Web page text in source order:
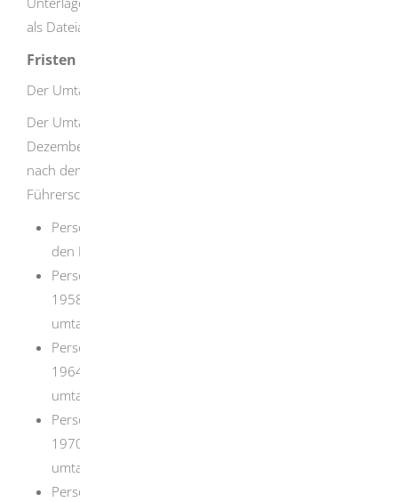
als Dateianhang hochladen.
Fristen
Der Umtausch der alten Führerscheine erfolgt gestaffelt.
Der Umtausch der Führerscheine, welche bis 31.
Dezember 1998 ausgestellt wurden, erfolgt gestaffelt
nach dem jeweiligen Geburtsjahr des
Führerscheininhabers. Es gelten folgende Fristen:
Personen mit Geburtsjahrgang vor 1953 müssen
den Führerschein bis 19. Januar 2033 umtauschen.
Personen mit Geburtsjahrgang zwischen 1953 und
1958 müssen den Führerschein bis 19. Juli 2022
umtauschen.
Personen mit Geburtsjahrgang zwischen 1959 und
1964 müssen den Führerschein bis 19. Januar 2023
umtauschen.
Personen mit Geburtsjahrgang zwischen 1965 und
1970 müssen den Führerschein bis 19. Januar 2024
umtauschen.
Personen mit Geburtsjahrgang 1971 und später